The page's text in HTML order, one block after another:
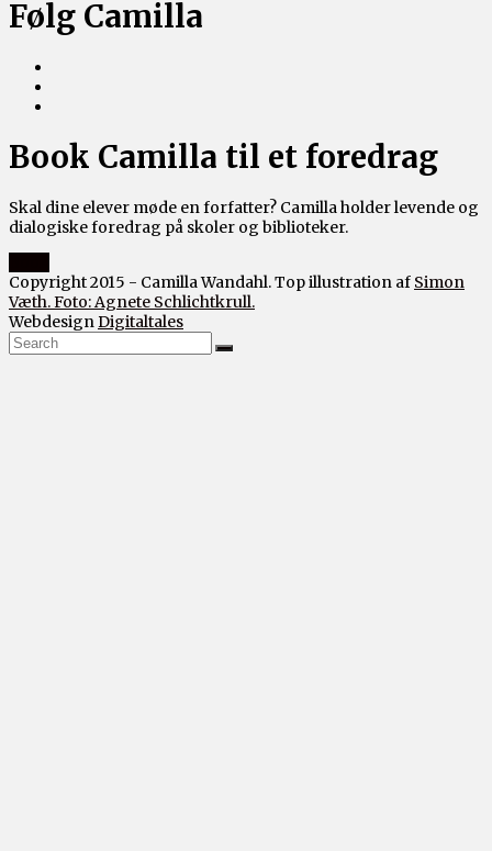
Følg Camilla
Book Camilla til et foredrag
Skal dine elever møde en forfatter? Camilla holder levende og
dialogiske foredrag på skoler og biblioteker.
Copyright 2015 - Camilla Wandahl. Top illustration af Simon
Væth. Foto: Agnete Schlichtkrull.
Webdesign Digitaltales